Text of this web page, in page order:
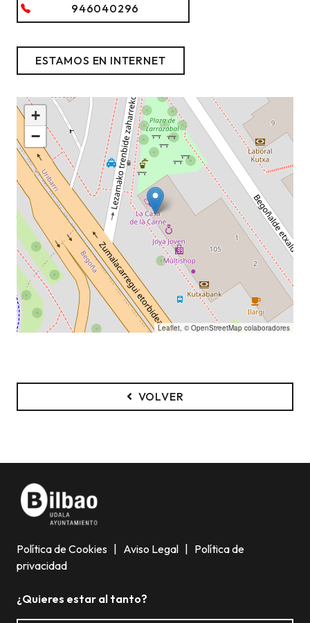
946040296
ESTAMOS EN INTERNET
+
−
Leaflet, © OpenStreetMap colaboradores
VOLVER
Política de Cookies | Aviso Legal | Política de
privacidad
¿Quieres estar al tanto?